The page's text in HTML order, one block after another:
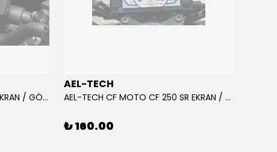
AEL-TECH CF MOTO CF 250 EKRAN / GÖSTERGE KORUYUCU 2020-2022
AEL-TECH
AEL-TECH CF MOTO CF 250 SR EKRAN / GÖSTERGE KORUYUCU 2023-2025
₺ 160.00